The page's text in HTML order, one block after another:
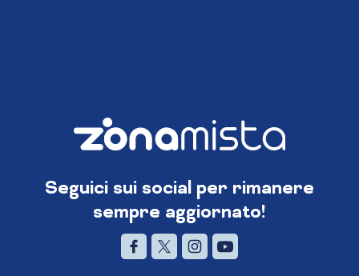
Seguici sui social per rimanere
sempre aggiornato!